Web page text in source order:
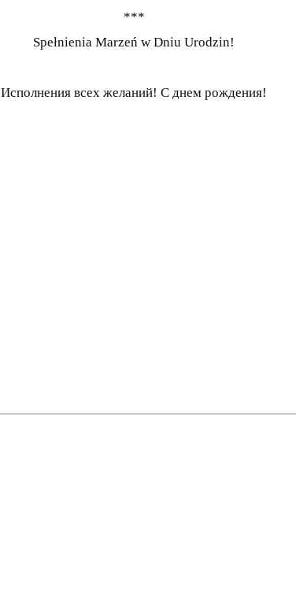
***
Spełnienia Marzeń w Dniu Urodzin!
Исполнения всех желаний! С днем рождения!